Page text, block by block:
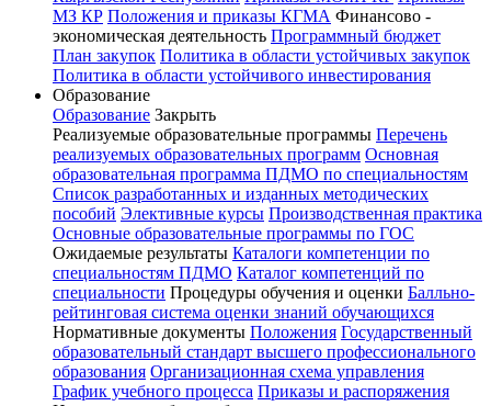
МЗ КР Положения и приказы КГМА Финансово -
экономическая деятельность Программный бюджет
План закупок Политика в области устойчивых закупок
Политика в области устойчивого инвестирования
Образование
Образование Закрыть
Реализуемые образовательные программы Перечень
реализуемых образовательных программ Основная
образовательная программа ПДМО по специальностям
Список разработанных и изданных методических
пособий Элективные курсы Производственная практика
Основные образовательные программы по ГОС
Ожидаемые результаты Каталоги компетенции по
специальностям ПДМО Каталог компетенций по
специальности Процедуры обучения и оценки Балльно-
рейтинговая система оценки знаний обучающихся
Нормативные документы Положения Государственный
образовательный стандарт высшего профессионального
образования Организационная схема управления
График учебного процесса Приказы и распоряжения